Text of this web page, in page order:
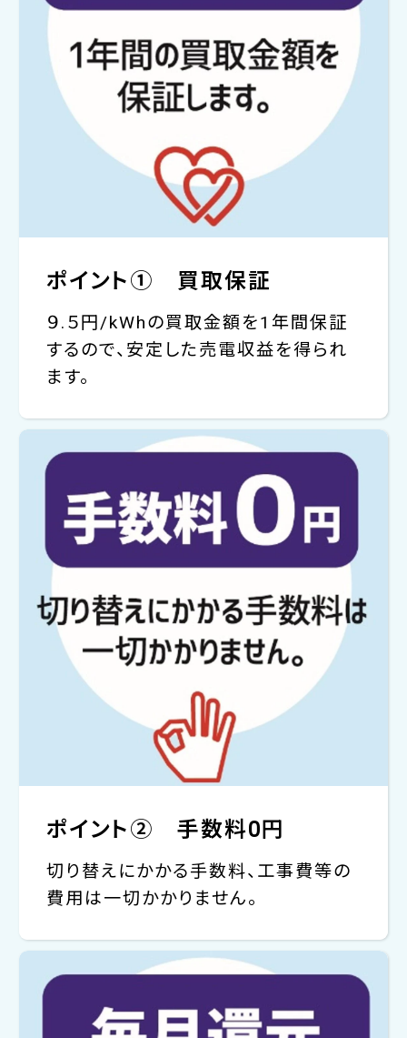
ポイント① 買取保証
９.５円/kWhの買取金額を1年間保証
するので、安定した売電収益を得られ
ます。
ポイント② 手数料0円
切り替えにかかる手数料、工事費等の
費用は一切かかりません。